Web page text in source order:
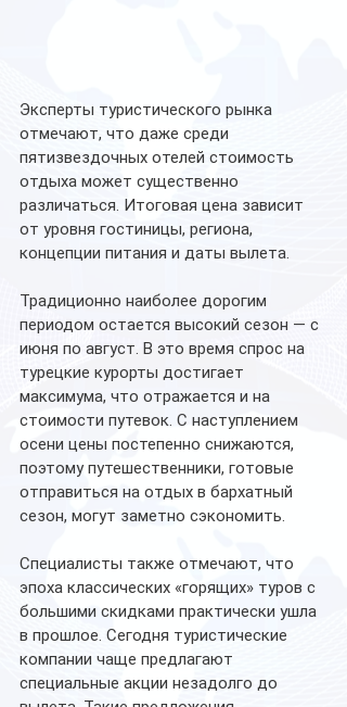
Эксперты туристического рынка
отмечают, что даже среди
пятизвездочных отелей стоимость
отдыха может существенно
различаться. Итоговая цена зависит
от уровня гостиницы, региона,
концепции питания и даты вылета.
Традиционно наиболее дорогим
периодом остается высокий сезон — с
июня по август. В это время спрос на
турецкие курорты достигает
максимума, что отражается и на
стоимости путевок. С наступлением
осени цены постепенно снижаются,
поэтому путешественники, готовые
отправиться на отдых в бархатный
сезон, могут заметно сэкономить.
Специалисты также отмечают, что
эпоха классических «горящих» туров с
большими скидками практически ушла
в прошлое. Сегодня туристические
компании чаще предлагают
специальные акции незадолго до